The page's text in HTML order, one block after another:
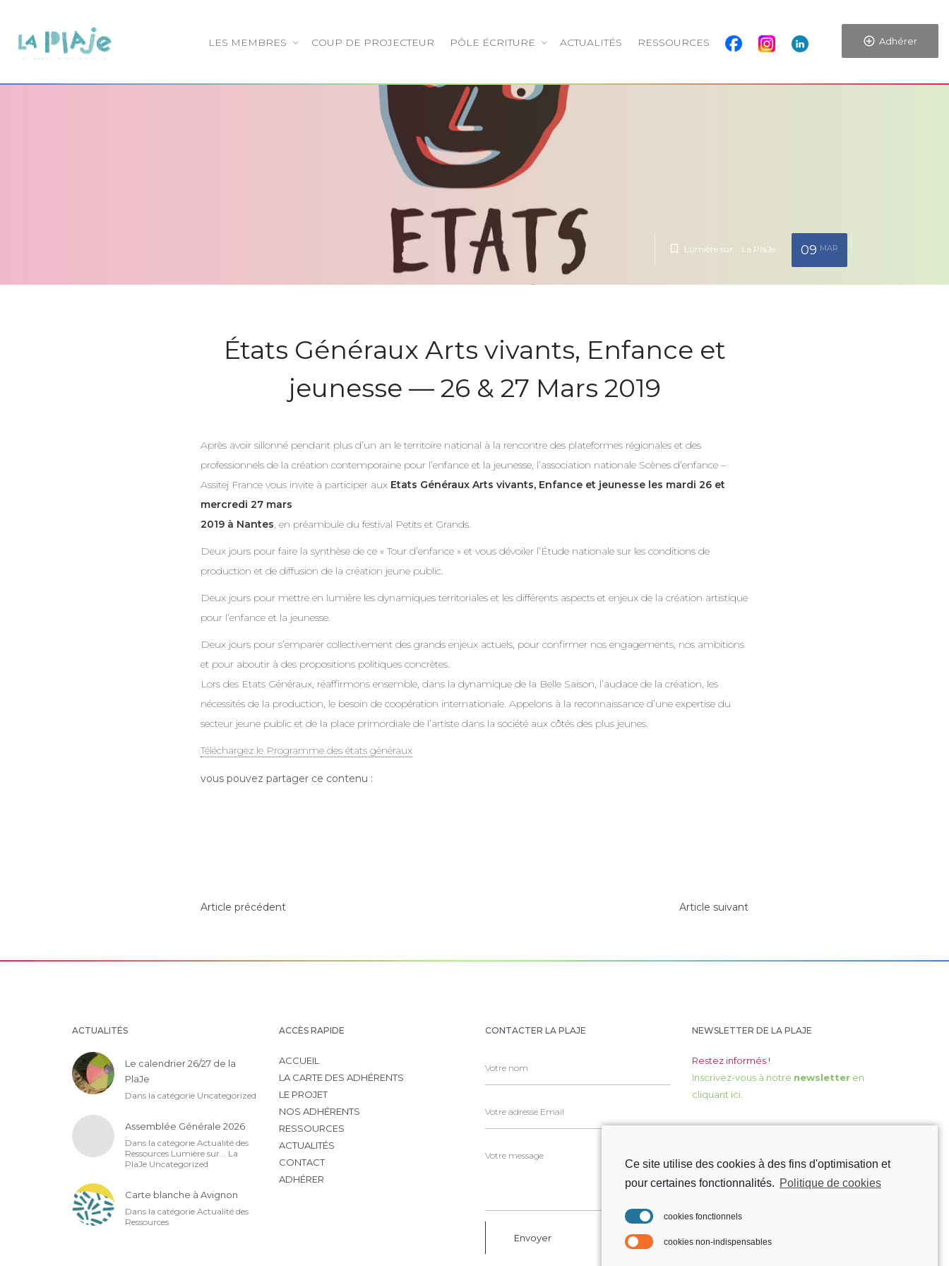
Ce site utilise des cookies à des fins d'optimisation et
pour certaines fonctionnalités. Politique de cookies
cookies fonctionnels
cookies non-indispensables
Adhérer
LES MEMBRES COUP DE PROJECTEUR PÔLE ÉCRITURE ACTUALITÉS RESSOURCES
Lumière sur... La PlaJe MAR
09
États Généraux Arts vivants, Enfance et
jeunesse — 26 & 27 Mars 2019
Après avoir sillonné pendant plus d’un an le territoire national à la rencontre des plateformes régionales et des
professionnels de la création contemporaine pour l’enfance et la jeunesse, l’association nationale Scènes d’enfance –
Assitej France vous invite à participer aux Etats Généraux Arts vivants, Enfance et jeunesse les mardi 26 et
mercredi 27 mars
2019 à Nantes, en préambule du festival Petits et Grands.
Deux jours pour faire la synthèse de ce « Tour d’enfance » et vous dévoiler l’Étude nationale sur les conditions de
production et de diffusion de la création jeune public.
Deux jours pour mettre en lumière les dynamiques territoriales et les différents aspects et enjeux de la création artistique
pour l’enfance et la jeunesse.
Deux jours pour s’emparer collectivement des grands enjeux actuels, pour confirmer nos engagements, nos ambitions
et pour aboutir à des propositions politiques concrètes.
Lors des Etats Généraux, réaffirmons ensemble, dans la dynamique de la Belle Saison, l’audace de la création, les
nécessités de la production, le besoin de coopération internationale. Appelons à la reconnaissance d’une expertise du
secteur jeune public et de la place primordiale de l’artiste dans la société aux côtés des plus jeunes.
Téléchargez le Programme des états généraux
vous pouvez partager ce contenu :
Article précédent Article suivant
ACTUALITÉS
Le calendrier 26/27 de la
PlaJe
Dans la catégorie Uncategorized
Assemblée Générale 2026
Dans la catégorie Actualité des
Ressources Lumière sur... La
PlaJe Uncategorized
Carte blanche à Avignon
Dans la catégorie Actualité des
Ressources
ACCÈS RAPIDE
ACCUEIL
LA CARTE DES ADHÉRENTS
LE PROJET
NOS ADHÉRENTS
RESSOURCES
ACTUALITÉS
CONTACT
ADHÉRER
CONTACTER LA PLAJE NEWSLETTER DE LA PLAJE
Restez informés !
Inscrivez-vous à notre newsletteren
cliquant ici.